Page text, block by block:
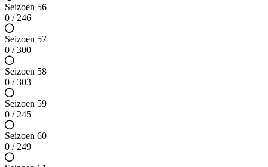
Seizoen 56
0 / 246
Seizoen 57
0 / 300
Seizoen 58
0 / 303
Seizoen 59
0 / 245
Seizoen 60
0 / 249